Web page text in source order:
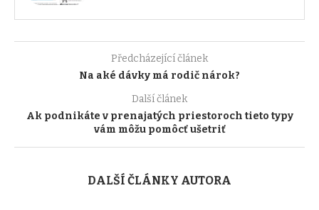
Předcházející článek
Na aké dávky má rodič nárok?
Další článek
Ak podnikáte v prenajatých priestoroch tieto typy
vám môžu pomôcť ušetriť
DALŠÍ ČLÁNKY AUTORA